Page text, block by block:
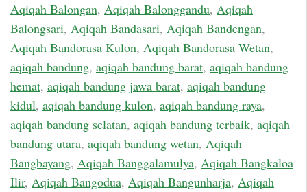
Aqiqah Balongan, Aqiqah Balonggandu, Aqiqah
Balongsari, Aqiqah Bandasari, Aqiqah Bandengan,
Aqiqah Bandorasa Kulon, Aqiqah Bandorasa Wetan,
aqiqah bandung, aqiqah bandung barat, aqiqah bandung
hemat, aqiqah bandung jawa barat, aqiqah bandung
kidul, aqiqah bandung kulon, aqiqah bandung raya,
aqiqah bandung selatan, aqiqah bandung terbaik, aqiqah
bandung utara, aqiqah bandung wetan, Aqiqah
Bangbayang, Aqiqah Banggalamulya, Aqiqah Bangkaloa
Ilir, Aqiqah Bangodua, Aqiqah Bangunharja, Aqiqah